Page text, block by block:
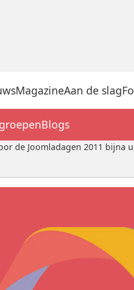
MagazineAan de slag
Blogs
de Joomladagen 2011 bijna